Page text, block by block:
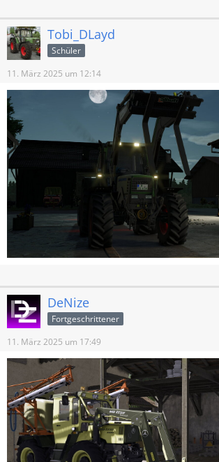
Tobi_DLayd
Schüler
11. März 2025 um 12:14
DeNize
Fortgeschrittener
11. März 2025 um 17:49